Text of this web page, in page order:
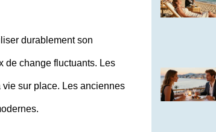
durablement son
de change fluctuants. Les
vie sur place. Les anciennes